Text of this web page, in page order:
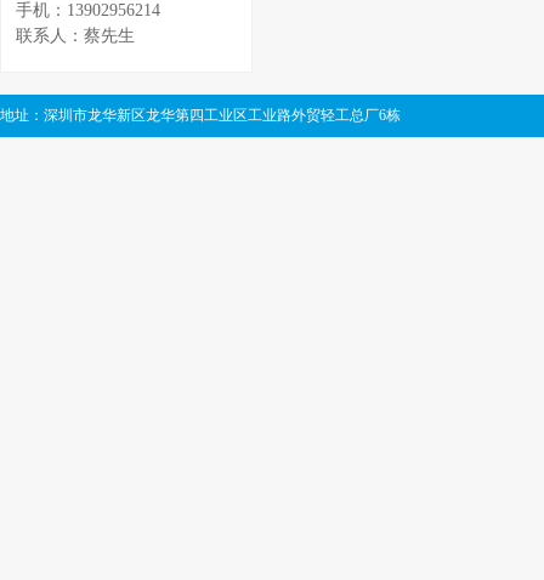
手机：13902956214
联系人：蔡先生
地址：深圳市龙华新区龙华第四工业区工业路外贸轻工总厂6栋